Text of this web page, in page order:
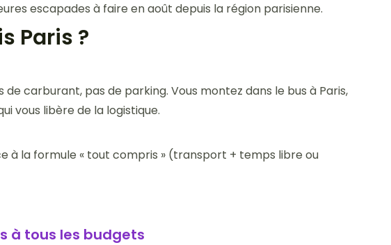
escapades à faire en août depuis la région parisienne.
Paris ?
carburant, pas de parking. Vous montez dans le bus à Paris,
vous libère de la logistique.
à la formule « tout compris » (transport + temps libre ou
à tous les budgets